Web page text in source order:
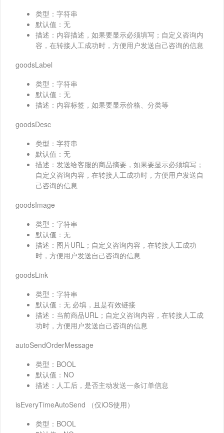
类型：字符串
默认值：无
描述：内容描述，如果要显示必须填写；自定义咨询内
容，在转接人工成功时，方便用户发送自己咨询的信息
goodsLabel
类型：字符串
默认值：无
描述：内容标签，如果要显示价格、分类等
goodsDesc
类型：字符串
默认值：无
描述：发送给客服的商品摘要，如果要显示必须填写；
自定义咨询内容，在转接人工成功时，方便用户发送自
己咨询的信息
goodsImage
类型：字符串
默认值：无
描述：图片URL；自定义咨询内容，在转接人工成功
时，方便用户发送自己咨询的信息
goodsLink
类型：字符串
默认值：无 必填，且是有效链接
描述：当前商品URL；自定义咨询内容，在转接人工成
功时，方便用户发送自己咨询的信息
autoSendOrderMessage
类型：BOOL
默认值：NO
描述：人工后，是否主动发送一条订单信息
isEveryTimeAutoSend （仅iOS使用）
类型：BOOL